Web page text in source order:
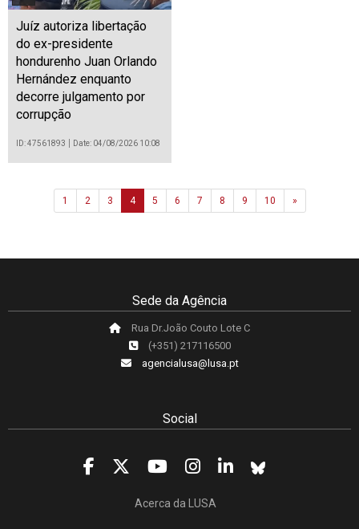
Juíz autoriza libertação
do ex-presidente
hondurenho Juan Orlando
Hernández enquanto
decorre julgamento por
corrupção
ID: 47561893 Date: 04/08/2026 10:08
1 2 3 4 5 6 7 8 9 10 »Next
Sede da Agência
Rua Dr.João Couto Lote C
(+351) 217116500
agencialusa@lusa.pt
Social
Acerca da LUSA